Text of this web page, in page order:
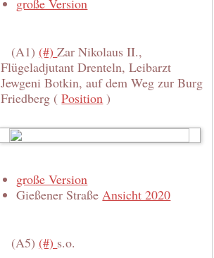
große Version
(A1) (#)Zar Nikolaus II.,
Flügeladjutant Drenteln, Leibarzt
Jewgeni Botkin, auf dem Weg zur Burg
Friedberg (Position )
große Version
Gießener StraßeAnsicht 2020
(A5) (#) s.o.